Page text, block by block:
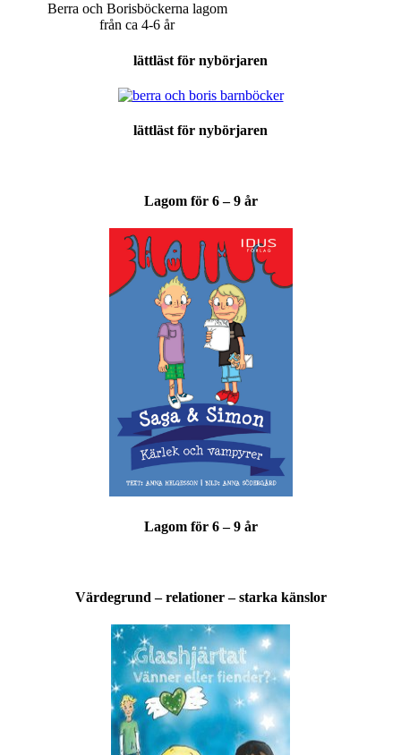
Berra och Borisböckerna lagom
från ca 4-6 år
lättläst för nybörjaren
lättläst för nybörjaren
Lagom för 6 – 9 år
Lagom för 6 – 9 år
Värdegrund – relationer – starka känslor